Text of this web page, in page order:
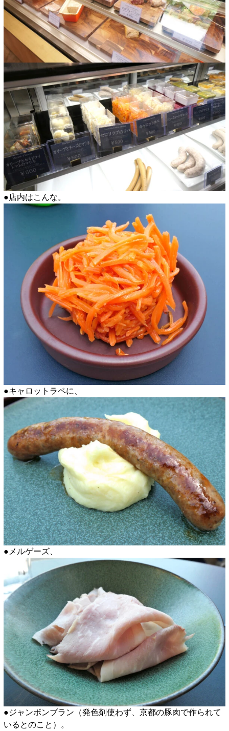
●店内はこんな。
●キャロットラペに、
●メルゲーズ、
●ジャンボンブラン（発色剤使わず、京都の豚肉で作られて
いるとのこと）。